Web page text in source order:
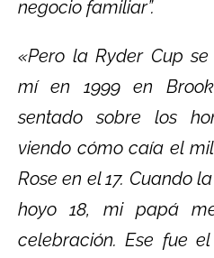
negocio familiar”.
«Pero la Ryder Cup
mí en 1999 en
sentado sobre los
viendo cómo caía el
Rose en el 17. Cuando
hoyo 18, mi papá
celebración. Ese fue